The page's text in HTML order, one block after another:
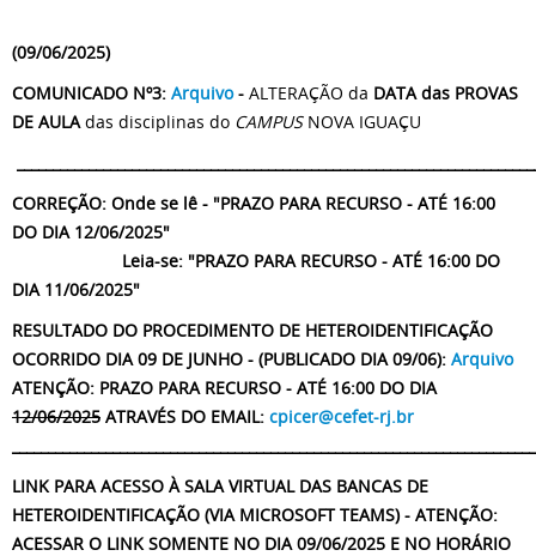
(09/06/2025)
COMUNICADO Nº3: Arquivo- ALTERAÇÃO da DATA das PROVAS
DE AULAdas disciplinas do CAMPUSNOVA IGUAÇU
CORREÇÃO: Onde se lê - "PRAZO PARA RECURSO - ATÉ 16:00
DO DIA 12/06/2025"
Leia-se: "PRAZO PARA RECURSO - ATÉ 16:00 DO
DIA 11/06/2025"
RESULTADO DO PROCEDIMENTO DE HETEROIDENTIFICAÇÃO
OCORRIDO DIA 09 DE JUNHO - (PUBLICADO DIA 09/06): Arquivo
ATENÇÃO: PRAZO PARA RECURSO - ATÉ 16:00 DO DIA
12/06/2025 ATRAVÉS DO EMAIL: cpicer@cefet-rj.br
LINK PARA ACESSO À SALA VIRTUAL DAS BANCAS DE
HETEROIDENTIFICAÇÃO (VIA MICROSOFT TEAMS) - ATENÇÃO:
ACESSAR O LINK SOMENTE NO DIA 09/06/2025 E NO HORÁRIO